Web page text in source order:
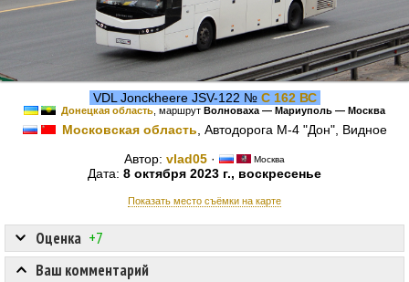
VDL Jonckheere JSV-122 № С 162 ВС
Донецкая область , маршрут Волноваха — Мариуполь — Москва
Московская область , Автодорога М-4 "Дон", Видное
Автор: vlad05 · Москва
Дата: 8 октября 2023 г., воскресенье
Показать место съёмки на карте
Оценка +7
Ваш комментарий